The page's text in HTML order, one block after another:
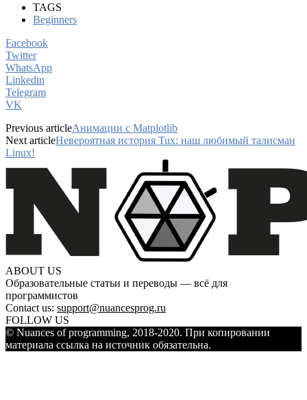
TAGS
Beginners
Facebook
Twitter
WhatsApp
Linkedin
Telegram
VK
Previous articleАнимации с Matplotlib
Next articleНевероятная история Tux: наш любимый талисман
Linux!
ABOUT US
Образовательные статьи и переводы — всё для
программистов
Contact us: support@nuancesprog.ru
FOLLOW US
© Nuances of programming, 2018-2020. При копировании
материала ссылка на источник обязательна.